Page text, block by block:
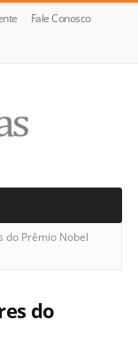
Fale Conosco
do Prêmio Nobel
do